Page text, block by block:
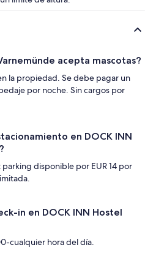
acepta mascotas?
la propiedad. Se debe pagar un
por noche. Sin cargos por
en DOCK INN
disponible por EUR 14 por
in en DOCK INN Hostel
cualquier hora del día.